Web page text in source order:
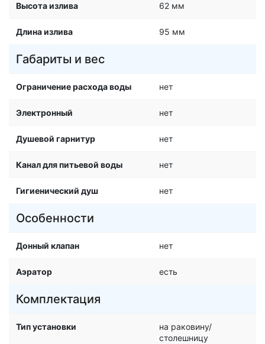
Высота излива 62 мм
Длина излива 95 мм
Габариты и вес
Ограничение расхода воды нет
Электронный нет
Душевой гарнитур нет
Канал для питьевой воды нет
Гигиенический душ нет
Особенности
Донный клапан нет
Аэратор есть
Комплектация
Тип установки
на раковину/
столешницу